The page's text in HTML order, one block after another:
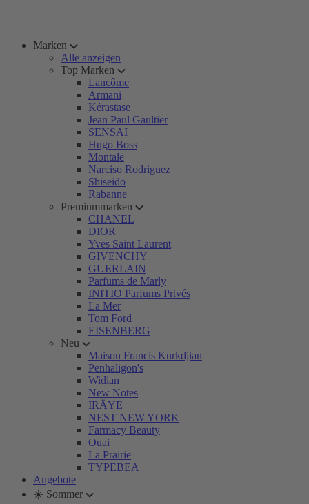
Marken
Alle anzeigen
Top Marken
Lancôme
Armani
Kérastase
Jean Paul Gaultier
SENSAI
Hugo Boss
Montale
Narciso Rodriguez
Shiseido
Rabanne
Premiummarken
CHANEL
DIOR
Yves Saint Laurent
GIVENCHY
GUERLAIN
Parfums de Marly
INITIO Parfums Privés
La Mer
Tom Ford
EISENBERG
Neu
Maison Francis Kurkdjian
Penhaligon's
Widian
New Notes
IRÄYE
NEST NEW YORK
Farmacy Beauty
Ouai
La Prairie
TYPEBEA
Angebote
☀️ Sommer